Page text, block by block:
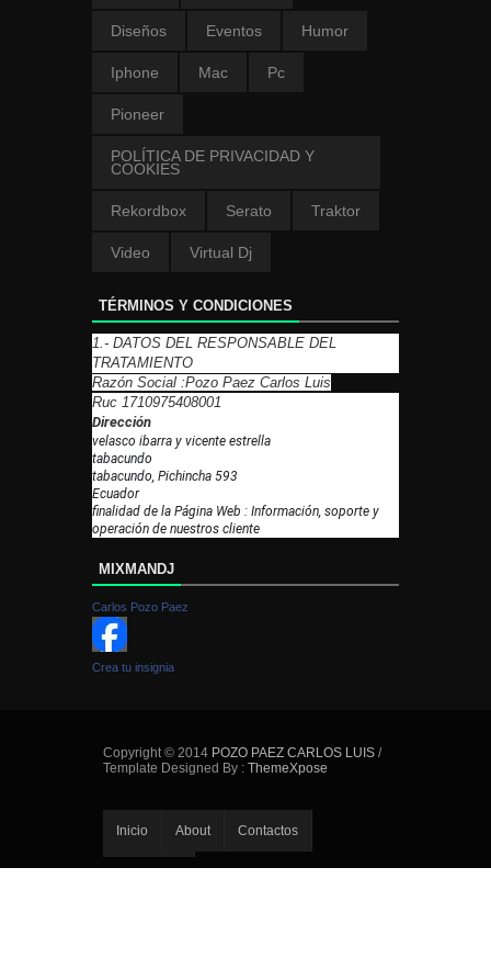
Diseños Eventos Humor
Iphone Mac Pc
Pioneer
POLÍTICA DE PRIVACIDAD Y
COOKIES
Rekordbox Serato Traktor
Video Virtual Dj
TÉRMINOS Y CONDICIONES
1.- DATOS DEL RESPONSABLE DEL
TRATAMIENTO
Razón Social :Pozo Paez Carlos Luis
Ruc 1710975408001
Dirección
velasco ibarra y vicente estrella
tabacundo
tabacundo, Pichincha 593
Ecuador
finalidad de la Página Web : Información, soporte y
operación de nuestros cliente
MIXMANDJ
Carlos Pozo Paez
Crea tu insignia
Copyright © 2014 POZO PAEZ CARLOS LUIS /
Template Designed By : ThemeXpose
Inicio About Contactos
Error Page